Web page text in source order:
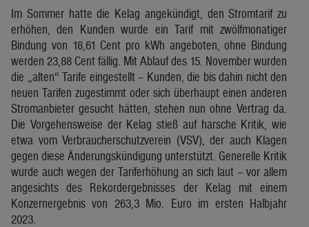
Im Sommer hatte die Kelag angekündigt, den Stromtarif zu
erhöhen, den Kunden wurde ein Tarif mit zwölfmonatiger
Bindung von 18,61 Cent pro kWh angeboten, ohne Bindung
werden 23,88 Cent fällig. Mit Ablauf des 15. November wurden
die „alten“ Tarife eingestellt – Kunden, die bis dahin nicht den
neuen Tarifen zugestimmt oder sich überhaupt einen anderen
Stromanbieter gesucht hätten, stehen nun ohne Vertrag da.
Die Vorgehensweise der Kelag stieß auf harsche Kritik, wie
etwa vom Verbraucherschutzverein (VSV), der auch Klagen
gegen diese Änderungskündigung unterstützt. Generelle Kritik
wurde auch wegen der Tariferhöhung an sich laut – vor allem
angesichts des Rekordergebnisses der Kelag mit einem
Konzernergebnis von 263,3 Mio. Euro im ersten Halbjahr
2023.